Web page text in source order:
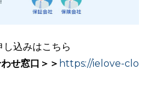
込みはこちら
せ窓口＞＞ https://ielove-clo